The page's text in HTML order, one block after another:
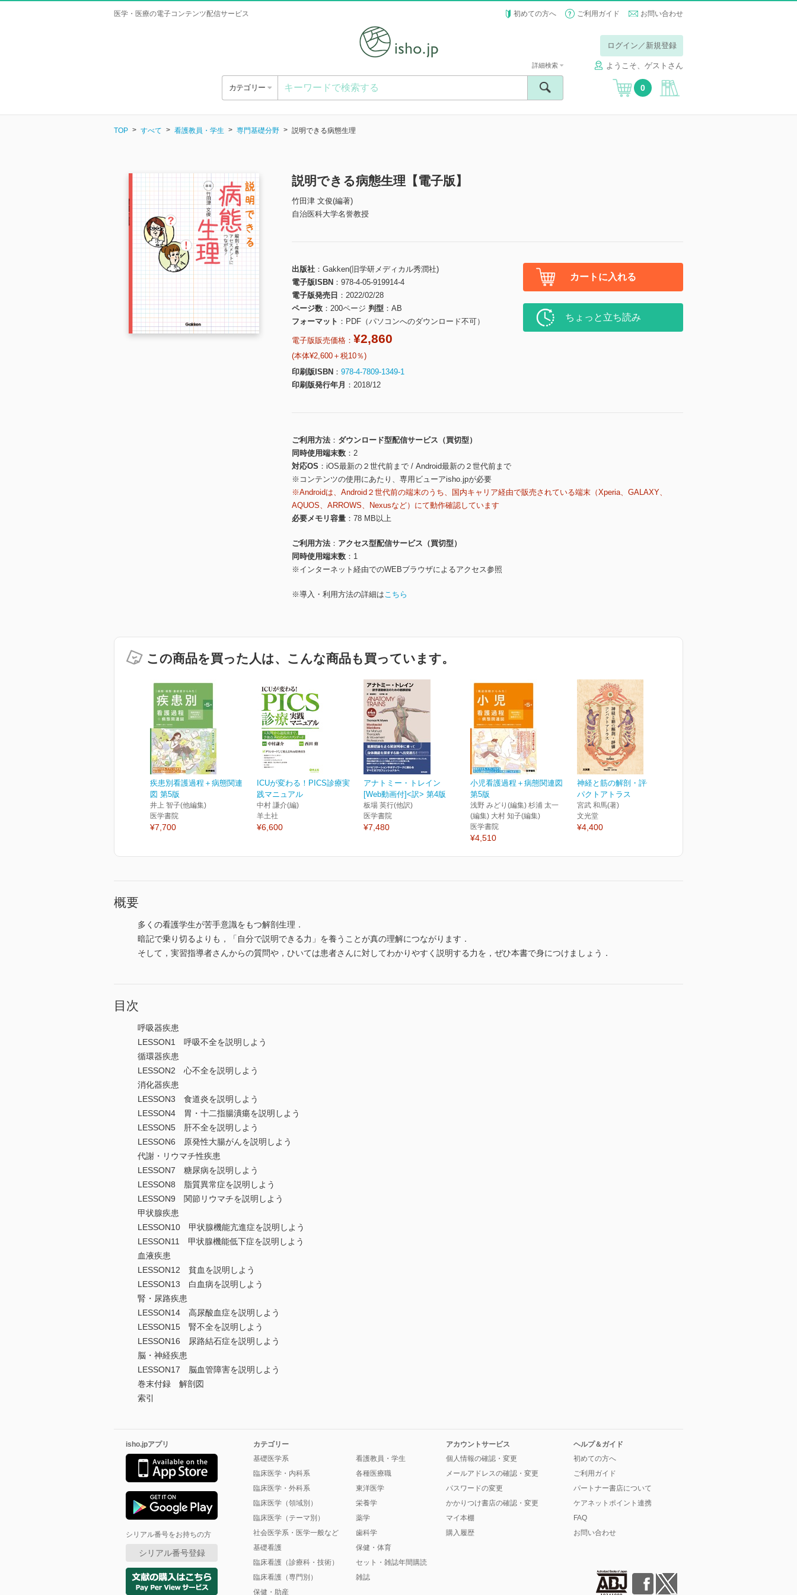
医学・医療の電子コンテンツ配信サービス 初めての方へ ご利用ガイド お問い合わせ
ログイン／新規登録
ようこそ、ゲストさん
カテゴリー
詳細検索
0
TOP すべて 看護教員・学生 専門基礎分野 説明できる病態生理
説明できる病態生理【電子版】
竹田津 文俊(編著)
自治医科大学名誉教授
出版社
Gakken(旧学研メディカル秀潤社)
電子版ISBN
978-4-05-919914-4
電子版発売日
2022/02/28
ページ数
200ページ 判型
AB
フォーマット
PDF（パソコンへのダウンロード不可）
電子版販売価格： ¥2,860
(本体¥2,600＋税10％)
印刷版ISBN
978-4-7809-1349-1
印刷版発行年月
2018/12
カートに入れる
ちょっと立ち読み
ご利用方法
ダウンロード型配信サービス（買切型）
同時使用端末数
2
対応OS
iOS最新の２世代前まで / Android最新の２世代前まで
※コンテンツの使用にあたり、専用ビューアisho.jpが必要
※Androidは、Android２世代前の端末のうち、国内キャリア経由で販売されている端末（Xperia、GALAXY、
AQUOS、ARROWS、Nexusなど）にて動作確認しています
必要メモリ容量
78 MB以上
ご利用方法
アクセス型配信サービス（買切型）
同時使用端末数
1
※インターネット経由でのWEBブラウザによるアクセス参照
※導入・利用方法の詳細はこちら
この商品を買った人は、こんな商品も買っています。
疾患別看護過程＋病態関連
図 第5版
井上 智子(他編集)
医学書院
¥7,700
ICUが変わる！PICS診療実
践マニュアル
中村 謙介(編)
羊土社
¥6,600
アナトミー・トレイン
[Web動画付]<訳> 第4版
板場 英行(他訳)
医学書院
¥7,480
小児看護過程＋病態関連図
第5版
浅野 みどり(編集) 杉浦 太一
(編集) 大村 知子(編集)
医学書院
¥4,510
神経と筋の解剖・評価コン
パクトアトラス
宮武 和馬(著)
文光堂
¥4,400
概要
多くの看護学生が苦手意識をもつ解剖生理．
暗記で乗り切るよりも，「自分で説明できる力」を養うことが真の理解につながります．
そして，実習指導者さんからの質問や，ひいては患者さんに対してわかりやすく説明する力を，ぜひ本書で身につけましょう．
目次
呼吸器疾患
LESSON1 呼吸不全を説明しよう
循環器疾患
LESSON2 心不全を説明しよう
消化器疾患
LESSON3 食道炎を説明しよう
LESSON4 胃・十二指腸潰瘍を説明しよう
LESSON5 肝不全を説明しよう
LESSON6 原発性大腸がんを説明しよう
代謝・リウマチ性疾患
LESSON7 糖尿病を説明しよう
LESSON8 脂質異常症を説明しよう
LESSON9 関節リウマチを説明しよう
甲状腺疾患
LESSON10 甲状腺機能亢進症を説明しよう
LESSON11 甲状腺機能低下症を説明しよう
血液疾患
LESSON12 貧血を説明しよう
LESSON13 白血病を説明しよう
腎・尿路疾患
LESSON14 高尿酸血症を説明しよう
LESSON15 腎不全を説明しよう
LESSON16 尿路結石症を説明しよう
脳・神経疾患
LESSON17 脳血管障害を説明しよう
巻末付録 解剖図
索引
isho.jpアプリ
シリアル番号をお持ちの方
シリアル番号登録
カテゴリー
基礎医学系
臨床医学・内科系
臨床医学・外科系
臨床医学（領域別）
臨床医学（テーマ別）
社会医学系・医学一般など
基礎看護
臨床看護（診療科・技術）
臨床看護（専門別）
保健・助産
看護教員・学生
各種医療職
東洋医学
栄養学
薬学
歯科学
保健・体育
セット・雑誌年間購読
雑誌
アカウントサービス
個人情報の確認・変更
メールアドレスの確認・変更
パスワードの変更
かかりつけ書店の確認・変更
マイ本棚
購入履歴
ヘルプ＆ガイド
初めての方へ
ご利用ガイド
パートナー書店について
ケアネットポイント連携
FAQ
お問い合わせ